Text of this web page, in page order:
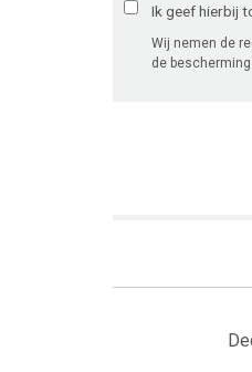
Ik geef hierbij
Wij nemen de
de